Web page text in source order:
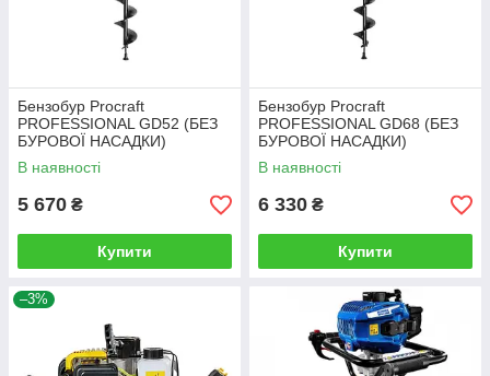
Бензобур Procraft
PROFESSIONAL GD52 (БЕЗ
БУРОВОЇ НАСАДКИ)
В наявності
5 670 ₴
Купити
Бензобур Procraft
PROFESSIONAL GD68 (БЕЗ
БУРОВОЇ НАСАДКИ)
В наявності
6 330 ₴
Купити
–3%